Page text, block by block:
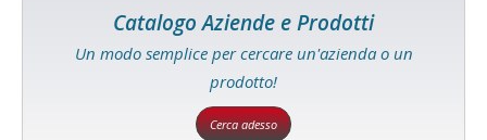
Catalogo Aziende e Prodotti
Un modo semplice per cercare un'azienda o un
prodotto!
Cerca adesso